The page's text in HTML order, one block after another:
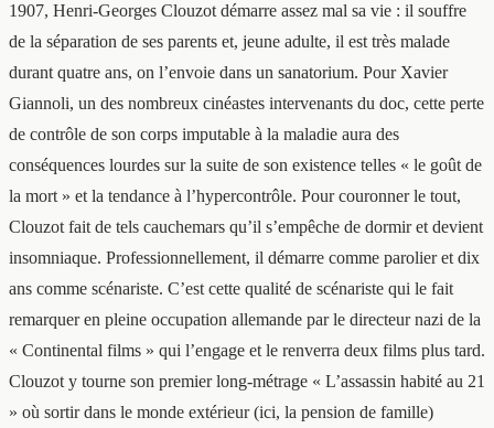
1907, Henri-Georges Clouzot démarre assez mal sa vie : il souffre
de la séparation de ses parents et, jeune adulte, il est très malade
durant quatre ans, on l’envoie dans un sanatorium. Pour Xavier
Giannoli, un des nombreux cinéastes intervenants du doc, cette perte
de contrôle de son corps imputable à la maladie aura des
conséquences lourdes sur la suite de son existence telles « le goût de
la mort » et la tendance à l’hypercontrôle. Pour couronner le tout,
Clouzot fait de tels cauchemars qu’il s’empêche de dormir et devient
insomniaque. Professionnellement, il démarre comme parolier et dix
ans comme scénariste. C’est cette qualité de scénariste qui le fait
remarquer en pleine occupation allemande par le directeur nazi de la
« Continental films » qui l’engage et le renverra deux films plus tard.
Clouzot y tourne son premier long-métrage « L’assassin habité au 21
» où sortir dans le monde extérieur (ici, la pension de famille)